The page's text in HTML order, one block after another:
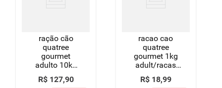
ração cão
quatree
gourmet
adulto 10kg
peixe carne
frango
R$ 127,90
racao cao
quatree
gourmet 1kg
adult/racas
R$ 18,99